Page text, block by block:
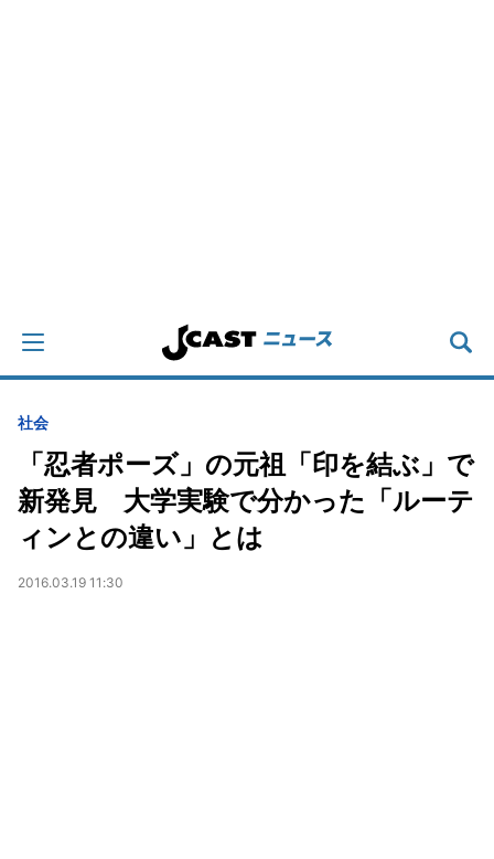
社会
「忍者ポーズ」の元祖「印を結ぶ」で
新発見 大学実験で分かった「ルーテ
ィンとの違い」とは
2016.03.19 11:30